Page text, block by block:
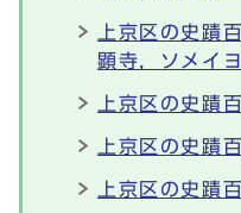
上京区の史蹟
顕寺，ソメイ
上京区の史蹟
上京区の史蹟
上京区の史蹟